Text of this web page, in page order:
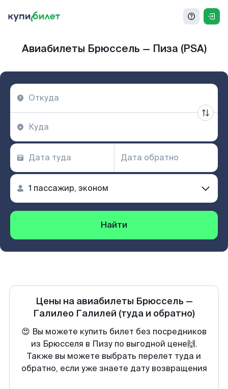
Авиабилеты Брюссель — Пиза (PSA)
Найти
Цены на авиабилеты Брюссель —
Галилео Галилей (туда и обратно)
😍 Вы можете купить билет без посредников
из Брюсселя в Пизу по выгодной цене🙌.
Также вы можете выбрать перелет туда и
обратно, если уже знаете дату возвращения